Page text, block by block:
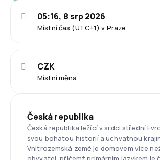
Místní čas (UTC+1) v Praze
05:16, 8 srp 2026
Místní měna
CZK
Česká republika
Česká republika ležící v srdci střední
svou bohatou historií a úchvatnou
Vnitrozemská země je domovem více